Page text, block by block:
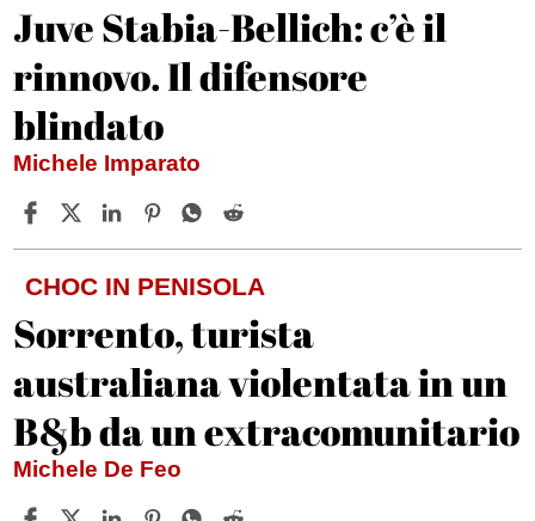
Juve Stabia-Bellich: c’è il
rinnovo. Il difensore
blindato
Michele Imparato
CHOC IN PENISOLA
Sorrento, turista
australiana violentata in un
B&b da un extracomunitario
Michele De Feo